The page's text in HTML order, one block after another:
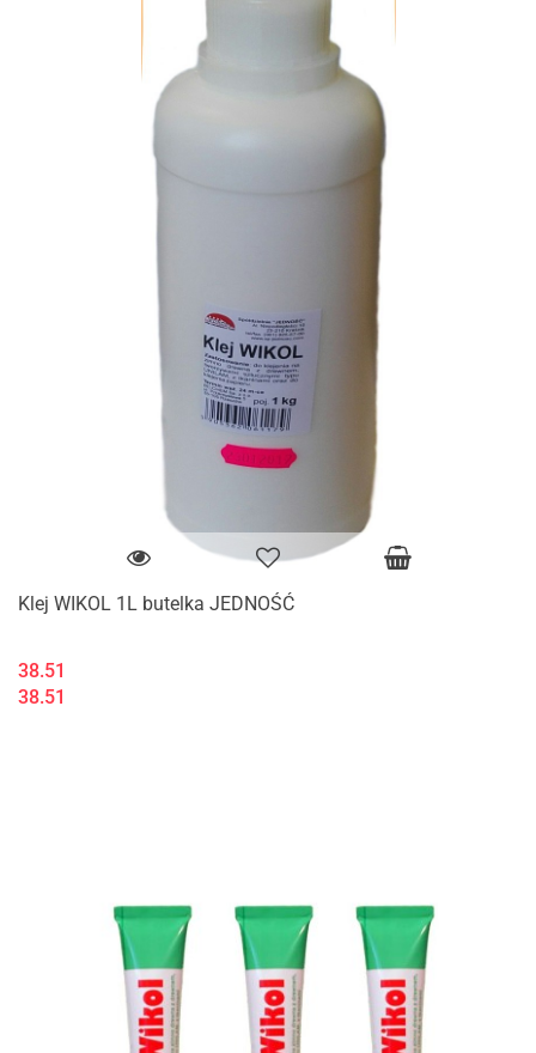
Klej WIKOL 1L butelka JEDNOŚĆ
38.51
38.51